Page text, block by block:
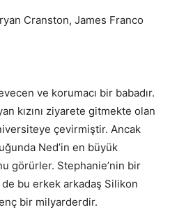
Cranston, James Franco
ve korumacı bir babadır.
kızını ziyarete gitmekte olan
çevirmiştir. Ancak
Ned’in en büyük
görürler. Stephanie’nin bir
de bu erkek arkadaş Silikon
bir milyarderdir.